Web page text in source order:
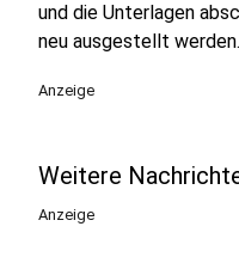
und die Unterlagen
neu ausgestellt werden.
Anzeige
Weitere
Anzeige